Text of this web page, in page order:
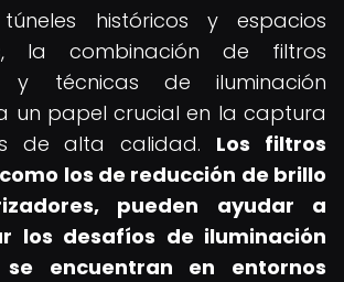
históricos y espacios
la combinación de filtros
y técnicas de iluminación
un papel crucial en la captura
de alta calidad. Los filtros
los de reducción de brillo
pueden ayudar a
los desafíos de iluminación
encuentran en entornos